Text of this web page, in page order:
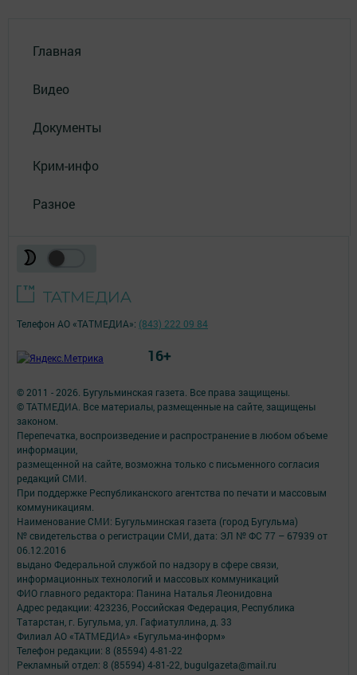
Главная
Видео
Документы
Крим-инфо
Разное
© 2011 - 2026. Бугульминская газета. Все права защищены.
© ТАТМЕДИА. Все материалы, размещенные на сайте, защищены
законом.
Перепечатка, воспроизведение и распространение в любом объеме
информации,
размещенной на сайте, возможна только с письменного согласия
редакций СМИ.
При поддержке Республиканского агентства по печати и массовым
коммуникациям.
Наименование СМИ: Бугульминская газета (город Бугульма)
№ свидетельства о регистрации СМИ, дата: ЭЛ № ФС 77 – 67939 от
06.12.2016
выдано Федеральной службой по надзору в сфере связи,
информационных технологий и массовых коммуникаций
ФИО главного редактора: Панина Наталья Леонидовна
Адрес редакции: 423236, Российская Федерация, Республика
Татарстан, г. Бугульма, ул. Гафиатуллина, д. 33
Филиал АО «ТАТМЕДИА» «Бугульма-информ»
Телефон редакции: 8 (85594) 4-81-22
Рекламный отдел: 8 (85594) 4-81-22, bugulgazeta@mail.ru
Телефон АО «ТАТМЕДИА»: (843) 222 09 84
16+